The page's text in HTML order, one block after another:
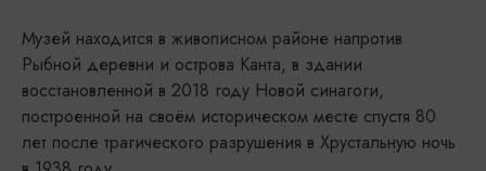
Музей находится в живописном районе напротив
Рыбной деревни и острова Канта, в здании
восстановленной в 2018 году Новой синагоги,
построенной на своём историческом месте спустя 80
лет после трагического разрушения в Хрустальную ночь